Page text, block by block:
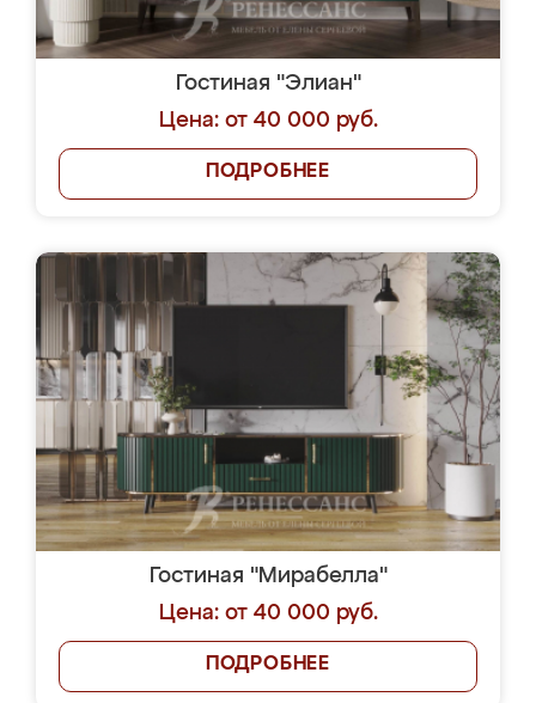
Гостиная "Элиан"
Цена: от 40 000 руб.
ПОДРОБНЕЕ
Гостиная "Мирабелла"
Цена: от 40 000 руб.
ПОДРОБНЕЕ